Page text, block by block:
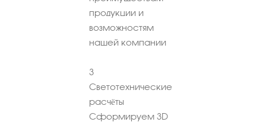
продукции и
возможностям
нашей компании
3
Светотехнические
расчёты
Сформируем 3D